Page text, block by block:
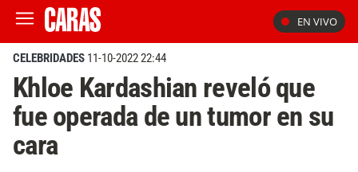
EN VIVO
CELEBRIDADES 11-10-2022 22:44
Khloe Kardashian reveló que
fue operada de un tumor en su
cara